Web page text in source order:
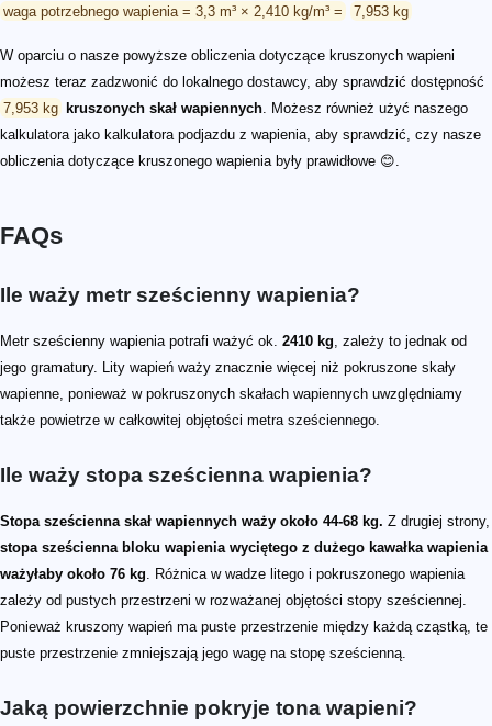
waga potrzebnego wapienia = 3,3 m³ × 2,410 kg/m³ = 7,953 kg
W oparciu o nasze powyższe obliczenia dotyczące kruszonych wapieni
możesz teraz zadzwonić do lokalnego dostawcy, aby sprawdzić dostępność
7,953 kg kruszonych skał wapiennych . Możesz również użyć naszego
kalkulatora jako kalkulatora podjazdu z wapienia, aby sprawdzić, czy nasze
obliczenia dotyczące kruszonego wapienia były prawidłowe 😊.
FAQs
Ile waży metr sześcienny wapienia?
Metr sześcienny wapienia potrafi ważyć ok. 2410 kg , zależy to jednak od
jego gramatury. Lity wapień waży znacznie więcej niż pokruszone skały
wapienne, ponieważ w pokruszonych skałach wapiennych uwzględniamy
także powietrze w całkowitej objętości metra sześciennego.
Ile waży stopa sześcienna wapienia?
Stopa sześcienna skał wapiennych waży około 44-68 kg. Z drugiej strony,
stopa sześcienna bloku wapienia wyciętego z dużego kawałka wapienia
ważyłaby około 76 kg . Różnica w wadze litego i pokruszonego wapienia
zależy od pustych przestrzeni w rozważanej objętości stopy sześciennej.
Ponieważ kruszony wapień ma puste przestrzenie między każdą cząstką, te
puste przestrzenie zmniejszają jego wagę na stopę sześcienną.
Jaką powierzchnie pokryje tona wapieni?